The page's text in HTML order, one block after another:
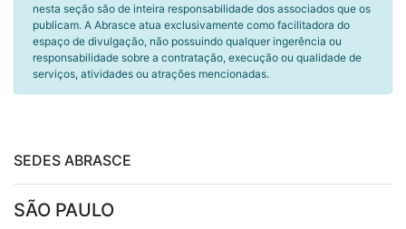
nesta seção são de inteira responsabilidade dos associados que os
publicam. A Abrasce atua exclusivamente como facilitadora do
espaço de divulgação, não possuindo qualquer ingerência ou
responsabilidade sobre a contratação, execução ou qualidade de
serviços, atividades ou atrações mencionadas.
SEDES ABRASCE
SÃO PAULO